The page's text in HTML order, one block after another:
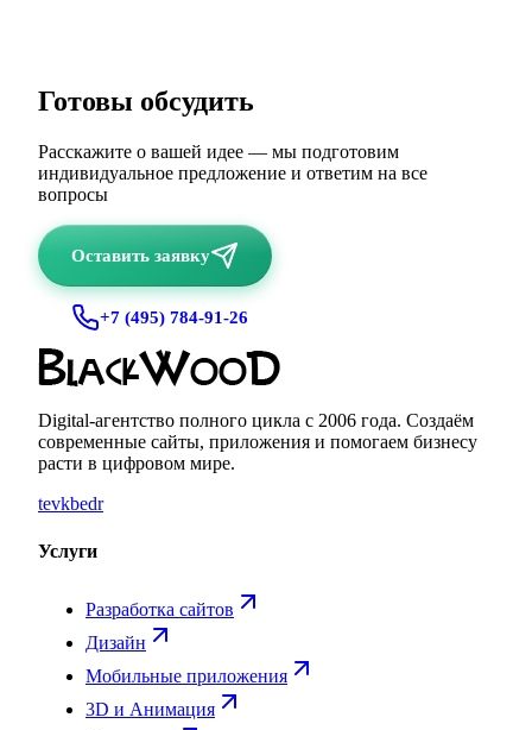
Готовы обсудить
Расскажите о вашей идее — мы подготовим
индивидуальное предложение и ответим на все
вопросы
Оставить заявку
+7 (495) 784-91-26
Digital-агентство полного цикла с 2006 года. Создаём
современные сайты, приложения и помогаем бизнесу
расти в цифровом мире.
tevkbedr
Услуги
Разработка сайтов
Дизайн
Мобильные приложения
3D и Анимация